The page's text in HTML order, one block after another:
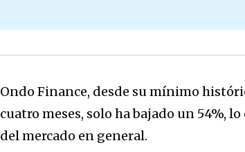
Ondo Finance, desde su mínimo
cuatro meses, solo ha bajado un 54%,
del mercado en general.